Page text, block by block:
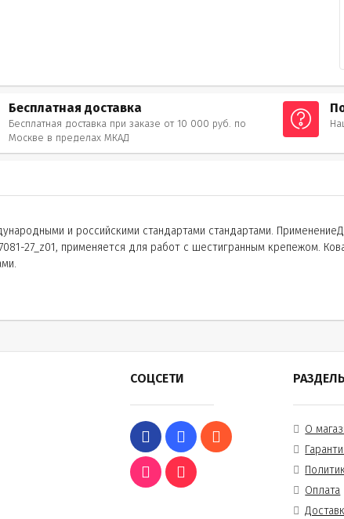
Бесплатная доставка
Бесплатная доставка при заказе от 10 000 руб. по
Москве в пределах МКАД
и российскими стандартами стандартами.
27_z01, применяется для работ с шестигранным крепежом.
СОЦСЕТИ
О
Оплата